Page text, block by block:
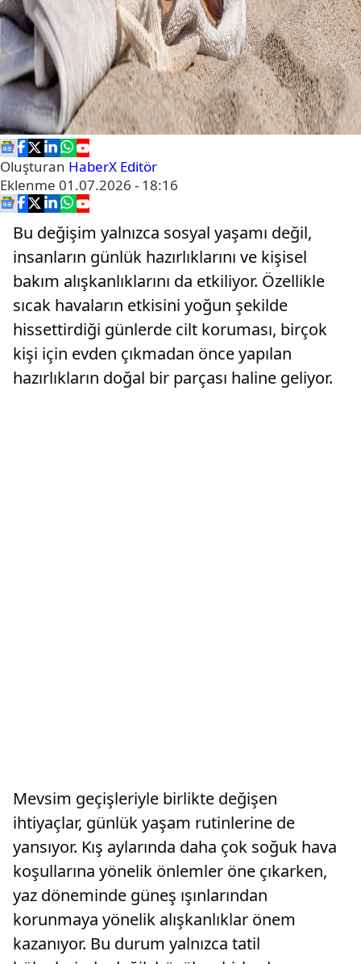
Oluşturan HaberX Editör
Eklenme 01.07.2026 - 18:16
Bu değişim yalnızca sosyal yaşamı değil,
insanların günlük hazırlıklarını ve kişisel
bakım alışkanlıklarını da etkiliyor. Özellikle
sıcak havaların etkisini yoğun şekilde
hissettirdiği günlerde cilt koruması, birçok
kişi için evden çıkmadan önce yapılan
hazırlıkların doğal bir parçası haline geliyor.
Mevsim geçişleriyle birlikte değişen
ihtiyaçlar, günlük yaşam rutinlerine de
yansıyor. Kış aylarında daha çok soğuk hava
koşullarına yönelik önlemler öne çıkarken,
yaz döneminde güneş ışınlarından
korunmaya yönelik alışkanlıklar önem
kazanıyor. Bu durum yalnızca tatil